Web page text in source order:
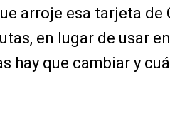
arroje esa tarjeta de
en lugar de usar
hay que cambiar y